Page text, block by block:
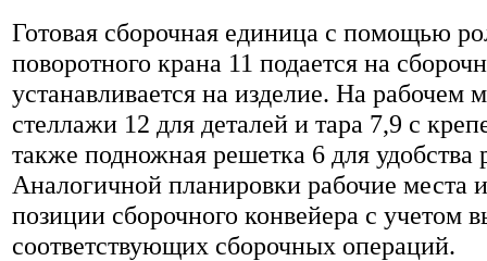
Готовая сборочная единица с помощью
поворотного крана 11 подается на
устанавливается на изделие. На рабочем
стеллажи 12 для деталей и тара 7,9 с
также подножная решетка 6 для
Аналогичной планировки рабочие места
позиции сборочного конвейера с учетом
соответствующих сборочных операций.